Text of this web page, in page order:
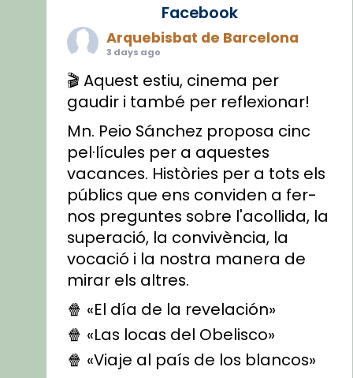
Facebook
Arquebisbat de Barcelona
3 days ago
🎬 Aquest estiu, cinema per
gaudir i també per reflexionar!
Mn. Peio Sánchez proposa cinc
pel·lícules per a aquestes
vacances. Històries per a tots els
públics que ens conviden a fer-
nos preguntes sobre l'acollida, la
superació, la convivència, la
vocació i la nostra manera de
mirar els altres.
🍿 «El día de la revelación»
🍿 «Las locas del Obelisco»
🍿 «Viaje al país de los blancos»